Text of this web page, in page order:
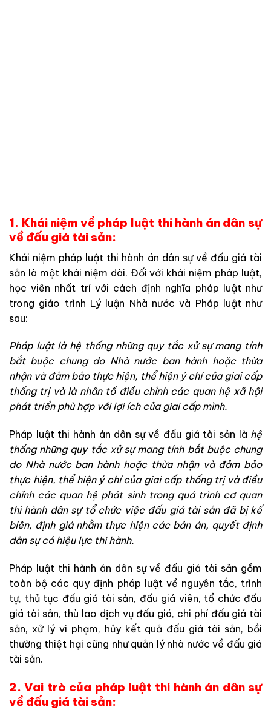
1. Khái niệm về pháp luật thi hành án dân sự
về đấu giá tài sản:
Khái niệm pháp luật thi hành án dân sự về đấu giá tài
sản là một khái niệm dài. Đốivới khái niệm pháp luật,
họcviên nhất trí với cách định nghĩa pháp luật như
trong giáo trình Lý luận Nhà nướcvà Pháp luật như
sau:
Pháp luật là hệ thống những quy tắc xửsựmang tính
bắt buộc chung do Nhà nước ban hành hoặc thừa
nhận vàđảm bảo thực hiện, thểhiện ýchícủa giaicấp
thống trị và là nhân tố điều chỉnh các quan hệ xã hội
phát triển phùhợp vớilợiích của giaicấp mình.
Pháp luật thi hành án dân sựvề đấu giá tài sản là hệ
thống những quy tắc xửsựmang tính bắt buộc chung
do Nhà nước ban hành hoặc thừa nhận và đảm bảo
thực hiện, thể hiện ý chícủa giaicấp thống trị vàđiều
chỉnh các quan hệ phát sinh trong quá trình cơ quan
thi hành dân sự tổchức việc đấu giá tài sản đã bị kế
biên, định giá nhằm thực hiện các bản án, quyết định
dân sựcó hiệu lực thihành.
Pháp luật thi hành án dân sựvề đấu giá tài sản gồm
toàn bộ các quy định pháp luật về nguyên tắc, trình
tự, thủ tục đấu giá tài sản, đấu giá viên, tổ chức đấu
giá tài sản, thù lao dịch vụ đấu giá, chi phí đấu giá tài
sản, xử lý vi phạm, hủy kết quả đấu giá tài sản, bồi
thường thiệt hại cũng như quản lý nhà nướcvề đấu giá
tài sản.
2.Vai trò của pháp luật thi hành án dân sự
về đấu giá tài sản: